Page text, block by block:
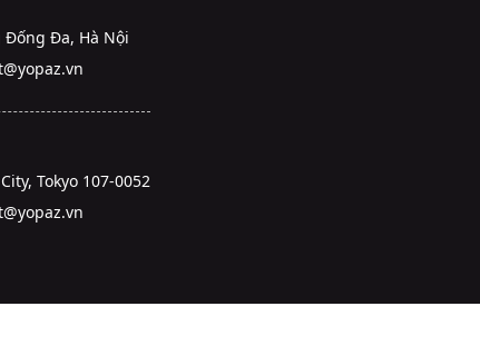
Đống Đa, Hà Nội
Tokyo 107-0052